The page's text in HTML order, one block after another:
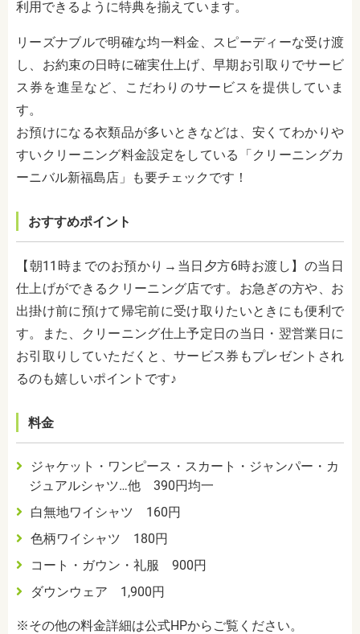
利用できるように特典を揃えています。
リーズナブルで明確な均一料金、スピーディーな受け渡
し、お約束の日時に確実仕上げ、早期お引取りでサービ
ス券を進呈など、こだわりのサービスを提供していま
す。
お預けになる衣類品が多いときなどは、安くてわかりや
すいクリーニング料金設定をしている「クリーニングカ
ーニバル新福島店」も要チェックです！
おすすめポイント
【朝11時までのお預かり→当日夕方6時お渡し】の当日
仕上げができるクリーニング店です。お急ぎの方や、お
出掛け前に預けて帰宅前に受け取りたいときにも便利で
す。また、クリーニング仕上予定日の当日・翌営業日に
お引取りしていただくと、サービス券もプレゼントされ
るのも嬉しいポイントです♪
料金
ジャケット・ワンピース・スカート・ジャンパー・カ
ジュアルシャツ…他 390円均一
白無地ワイシャツ 160円
色柄ワイシャツ 180円
コート・ガウン・礼服 900円
ダウンウェア 1,900円
※その他の料金詳細は公式HPからご覧ください。